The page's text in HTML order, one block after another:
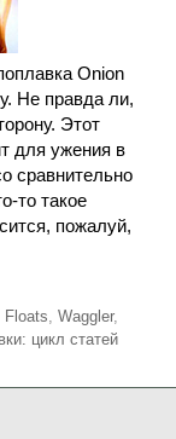
Onion
Не правда ли,
Этот
для ужения в
сравнительно
то такое
пожалуй,
Floats Waggler,
цикл статей